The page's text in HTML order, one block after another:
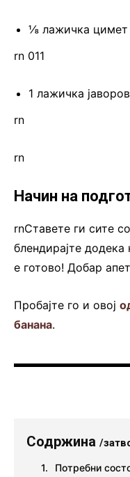
⅛ лажичка цимет
rn 011
1 лажичка
rn
rn
Начин на
rnСтавете ги сите
блендирајте
е готово! Добар
Пробајте го и овој
банана.
Содржина /
Потребни